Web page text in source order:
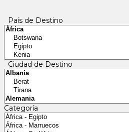
País de Destino
Ciudad de Destino
Categoría